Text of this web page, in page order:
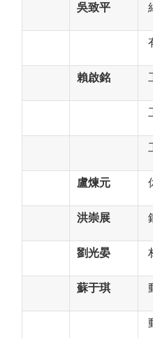
吳致平
賴啟銘
盧煉元
洪崇展
劉光晏
蘇于琪